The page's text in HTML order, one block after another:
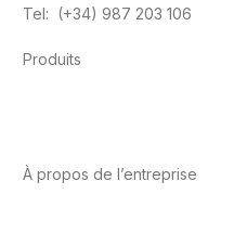
Tel: (+34) 987 203 106
Produits
À propos de l’entreprise